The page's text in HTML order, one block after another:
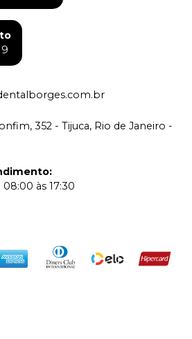
352 - Tijuca, Rio de Janeiro -
:
às 17:30